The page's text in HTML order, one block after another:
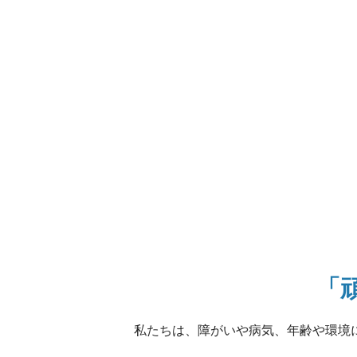
私たちは、障がいや病気、年齢や環境